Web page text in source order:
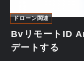
ドローン関連
BvリモートID
デートする